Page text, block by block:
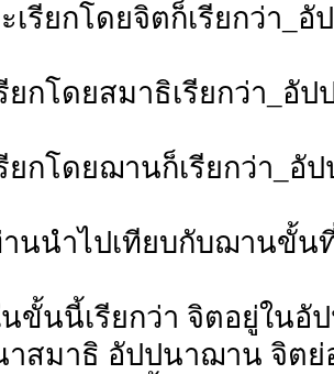
เรียกโดยจิตก็เรียกว่า_
ยกโดยสมาธิเรียกว่า_อั
ยกโดยฌานก็เรียกว่า_อั
านนำไปเทียบกับฌานขั้น
ขั้นนี้เรียกว่า จิตอยู่ในอั
าสมาธิ อัปปนาฌาน จิตย่